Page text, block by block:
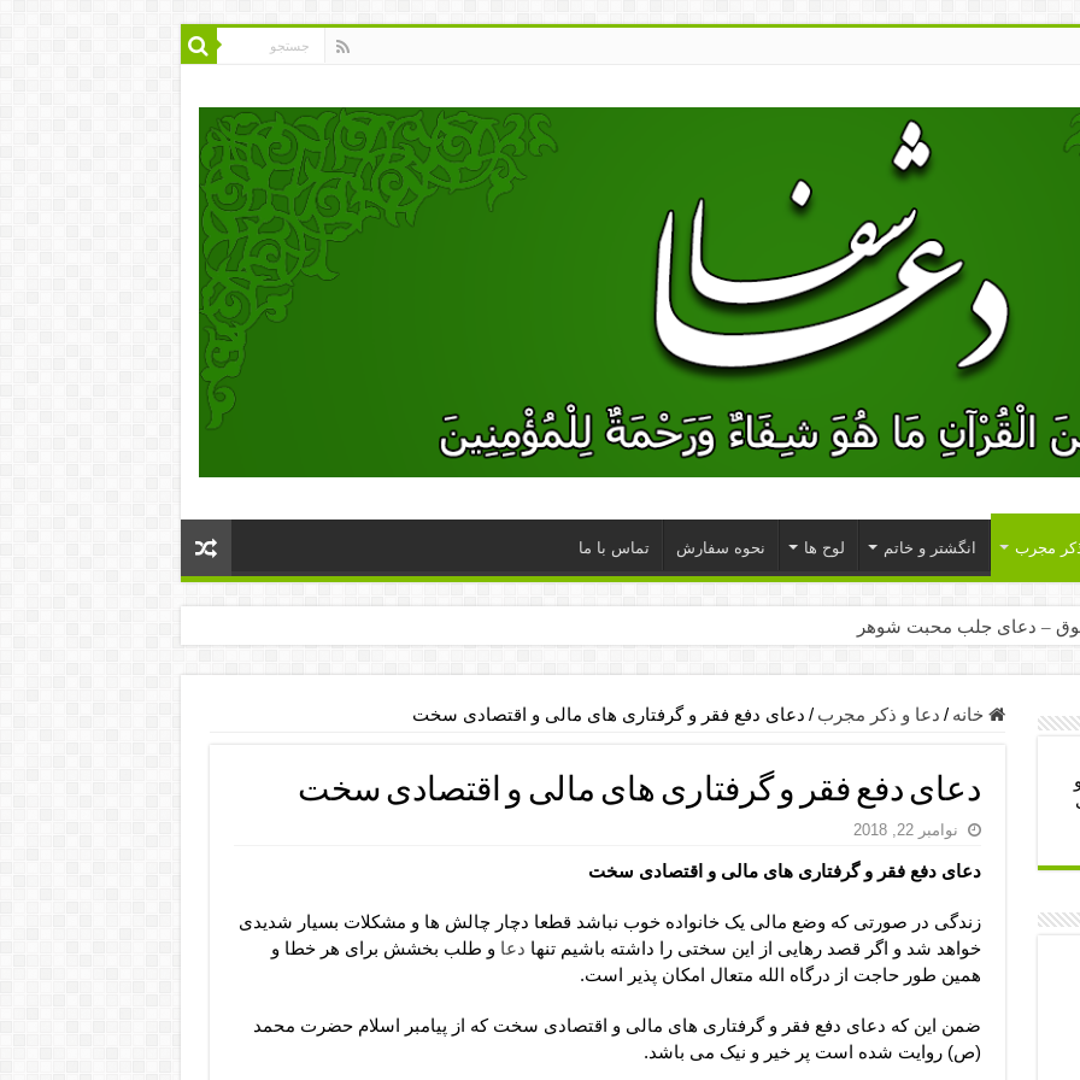
مجرب انگشتر و خاتم لوح ها نحوه سفارش تماس با ما
– دعای جلب محبت شوهر
– دعای یا من اظهر الجمیل برای حاجت
آن ها – ذکر مخصوص مستجاب الدعوه شدن
– دعای ترس و بی خوابی کودکان
دعای رفع مشکلات و طلب حاجت
– آیه‌ جلب ثروت و برکت مال
چشم زخم – دعای چشم زخم ماشاالله
برای آرامش قلب و رفع اضطراب
خانه / دعا و ذکر مجرب / دعای دفع فقر و گرفتاری های مالی و اقتصادی سخت
دعای دفع فقر و گرفتاری های مالی و اقتصادی سخت
نوامبر 22, 2018
دعای دفع فقر و گرفتاری های مالی و اقتصادی سخت
زندگی در صورتی که وضع مالی یک خانواده خوب نباشد قطعا دچار چالش ها و مشکلات بسیار شدیدی
خواهد شد و اگر قصد رهایی از این سختی را داشته باشیم تنها دعا و طلب بخشش برای هر خطا و
همین طور حاجت از درگاه الله متعال امکان پذیر است.
ضمن این که دعای دفع فقر و گرفتاری های مالی و اقتصادی سخت که از پیامبر اسلام حضرت محمد
(ص) روایت شده است پر خیر و نیک می باشد.